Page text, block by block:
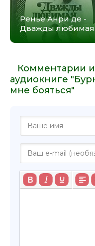
Ренье Анри де -
Дважды любимая
Комментарии
аудиокниге
мне бояться"